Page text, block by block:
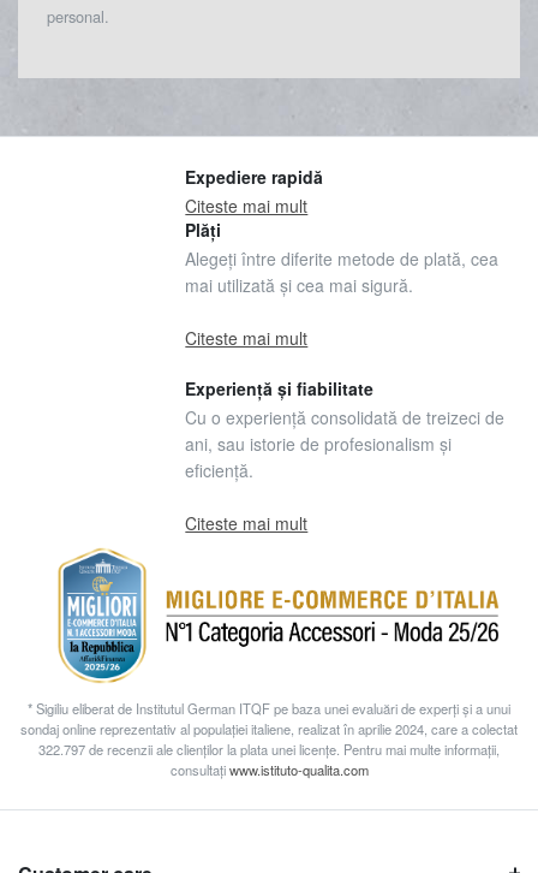
personal.
Expediere rapidă
Citeste mai mult
Plăți
Alegeți între diferite metode de plată, cea
mai utilizată și cea mai sigură.
Citeste mai mult
Experiență și fiabilitate
Cu o experiență consolidată de treizeci de
ani, sau istorie de profesionalism și
eficiență.
Citeste mai mult
* Sigiliu eliberat de Institutul German ITQF pe baza unei evaluări de experți și a unui
sondaj online reprezentativ al populației italiene, realizat în aprilie 2024, care a colectat
322.797 de recenzii ale clienților la plata unei licențe. Pentru mai multe informații,
consultațiwww.istituto-qualita.com